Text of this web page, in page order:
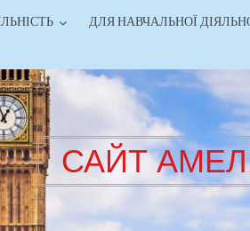
ДЛЯ НАВЧАЛЬНОЇ
САЙТ